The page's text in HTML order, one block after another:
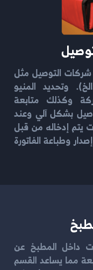
التوصيل مثل
وتحديد المنيو
وكذلك متابعة
بشكل آلي وعند
يتم إدخاله من قبل
وطباعة الفاتورة
داخل المطبخ عن
مما يساعد القسم